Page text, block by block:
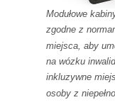
Modułowe
zgodne z
miejsca, aby
na wózku
inkluzywne
osoby z